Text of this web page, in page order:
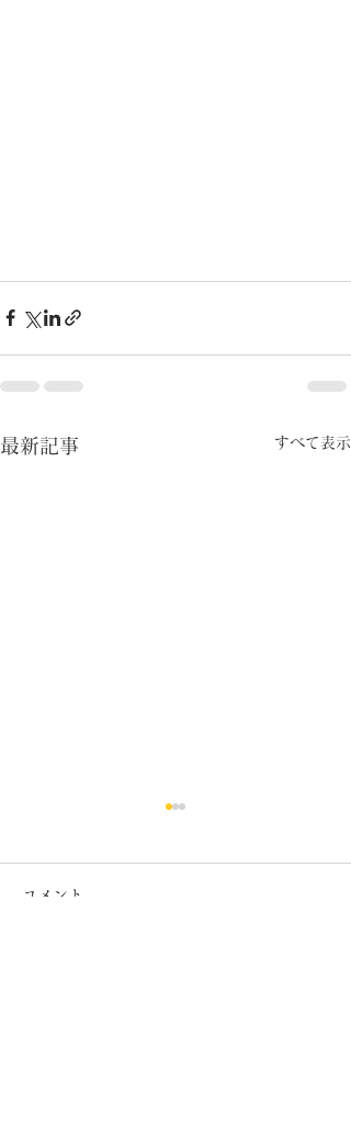
最新記事 すべて表示
コメント